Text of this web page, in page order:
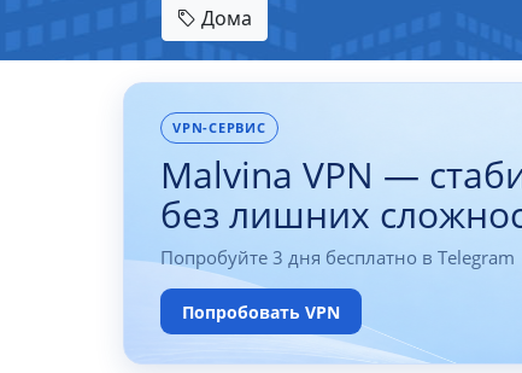
Дома
VPN-СЕРВИС
Malvina VPN —
без лишних
Попробуйте 3 дня бесплатно в Telegram
Попробовать VPN